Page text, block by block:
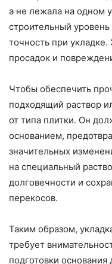
а не лежала на одном
строительный
точность при
просадок и
Чтобы обеспечить
подходящий раствор
от типа плитки. Он
основанием,
значительных
на специальный
долговечности и
перекосов.
Таким образом,
требует
подготовки основания